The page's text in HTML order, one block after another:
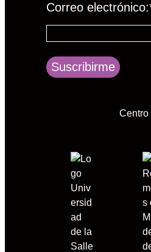
Correo electrónico:
Suscribirme
Centro